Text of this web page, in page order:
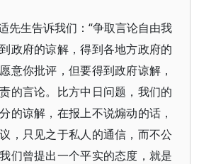
先生告诉我们：“争取言论自由我
政府的谅解，得到各地方政府的
意你批评，但要得到政府谅解，
的言论。比方中日问题，我们的
的谅解，在报上不说煽动的话，
，只见之于私人的通信，而不公
们曾提出一个平实的态度，就是